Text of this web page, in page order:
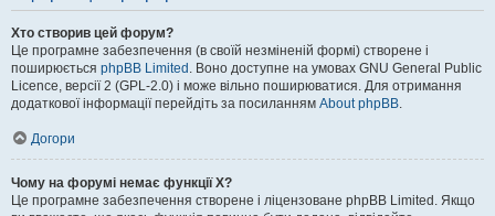
Хто створив цей форум?
Це програмне забезпечення (в своїй незміненій формі) створене і
поширюється phpBB Limited . Воно доступне на умовах GNU General Public
Licence, версії 2 (GPL-2.0) і може вільно поширюватися. Для отримання
додаткової інформації перейдіть за посиланням About phpBB.
Догори
Чому на форумі немає функції X?
Це програмне забезпечення створене і ліцензоване phpBB Limited. Якщо